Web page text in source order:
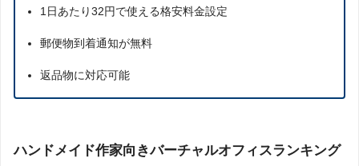
1日あたり32円で使える格安料金設定
郵便物到着通知が無料
返品物に対応可能
ハンドメイド作家向きバーチャルオフィスランキング